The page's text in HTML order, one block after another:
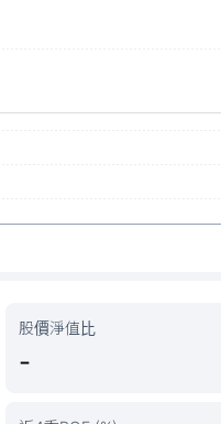
股價淨值比
-